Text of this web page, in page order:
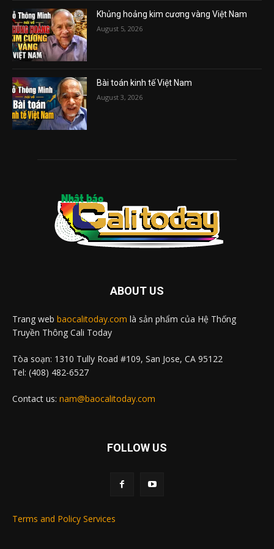
Khủng hoảng kim cương vàng Việt Nam
August 5, 2026
Bài toán kinh tế Việt Nam
August 3, 2026
ABOUT US
Trang web baocalitoday.com là sản phẩm của Hệ Thống
Truyền Thông Cali Today
Tòa soạn: 1310 Tully Road #109, San Jose, CA 95122
Tel: (408) 482-6527
Contact us: nam@baocalitoday.com
FOLLOW US
Terms and Policy Services